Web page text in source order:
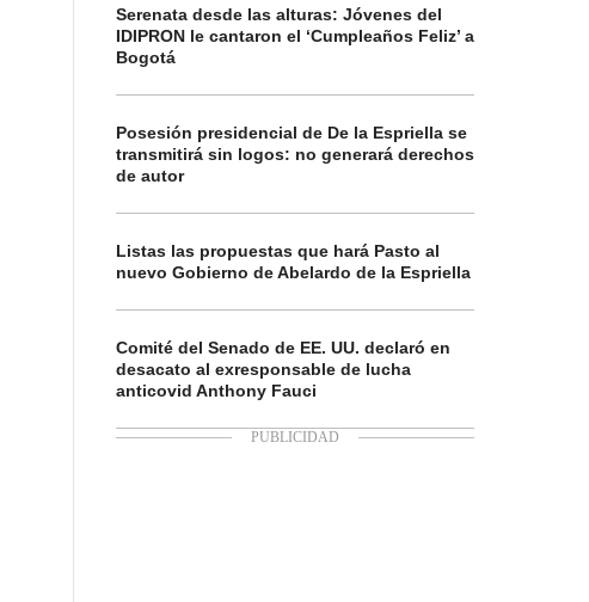
Serenata desde las alturas: Jóvenes del
IDIPRON le cantaron el ‘Cumpleaños Feliz’ a
Bogotá
Posesión presidencial de De la Espriella se
transmitirá sin logos: no generará derechos
de autor
Listas las propuestas que hará Pasto al
nuevo Gobierno de Abelardo de la Espriella
Comité del Senado de EE. UU. declaró en
desacato al exresponsable de lucha
anticovid Anthony Fauci